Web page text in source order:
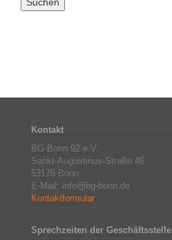
Kontakt
BG Bonn 92 e.V.
Sankt-Augustinus-Straße 46
53175 Bonn
E-Mail: info@bg-bonn.de
Kontaktformular
Sprechzeiten der Geschäftsstelle